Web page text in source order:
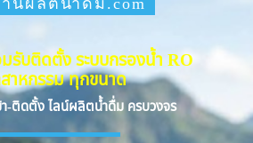
รับติดตั้ง ระบบกรองน้ำ RO
าหกรรม ทุกขนาด
า-ติดตั้ง ไลน์ผลิตน้ำดื่ม ครบวงจร